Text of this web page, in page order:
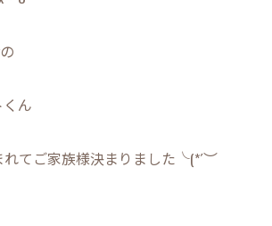
ん
てご家族様決まりました╰(*´︶